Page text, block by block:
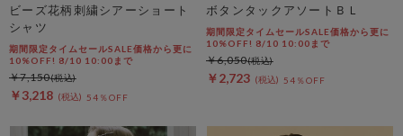
ビーズ花柄刺繍シアーショート
シャツ
期間限定タイムセールSALE価格から更に
10%OFF! 8/10 10:00まで
￥3,218 54％OFF
￥7,150
ボタンタックアソートＢＬ
期間限定タイムセールSALE価格から更に
10%OFF! 8/10 10:00まで
￥2,723 54％OFF
￥6,050